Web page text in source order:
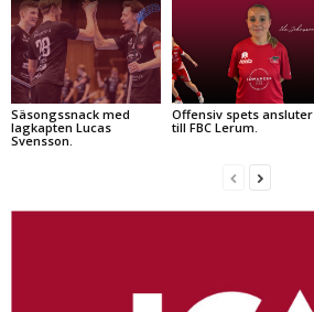
Säsongssnack med
lagkapten Lucas
Svensson.
Offensiv spets ansluter
till FBC Lerum.